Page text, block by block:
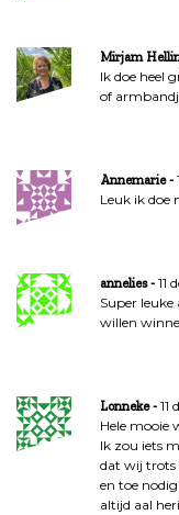
Mirjam
Ik doe heel
of
Annemarie
Leuk ik doe
annelies
11
Super
willen
Lonneke
11
Hele mooie
Ik zou iets
dat wij trots
en toe
altijd aal